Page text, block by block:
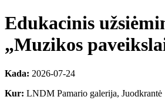
Edukacinis
„Muzikos
Kada: 2026-07-24
Kur: LNDM Pamario galerija, Juodkrantė